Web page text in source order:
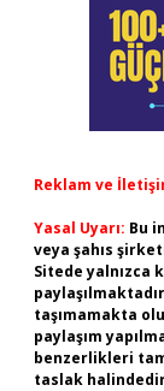
Reklam ve
Yasal Uyarı: Bu
veya şahıs
Sitede yalnızca
taşımamakta
paylaşım
benzerlikleri
taslak